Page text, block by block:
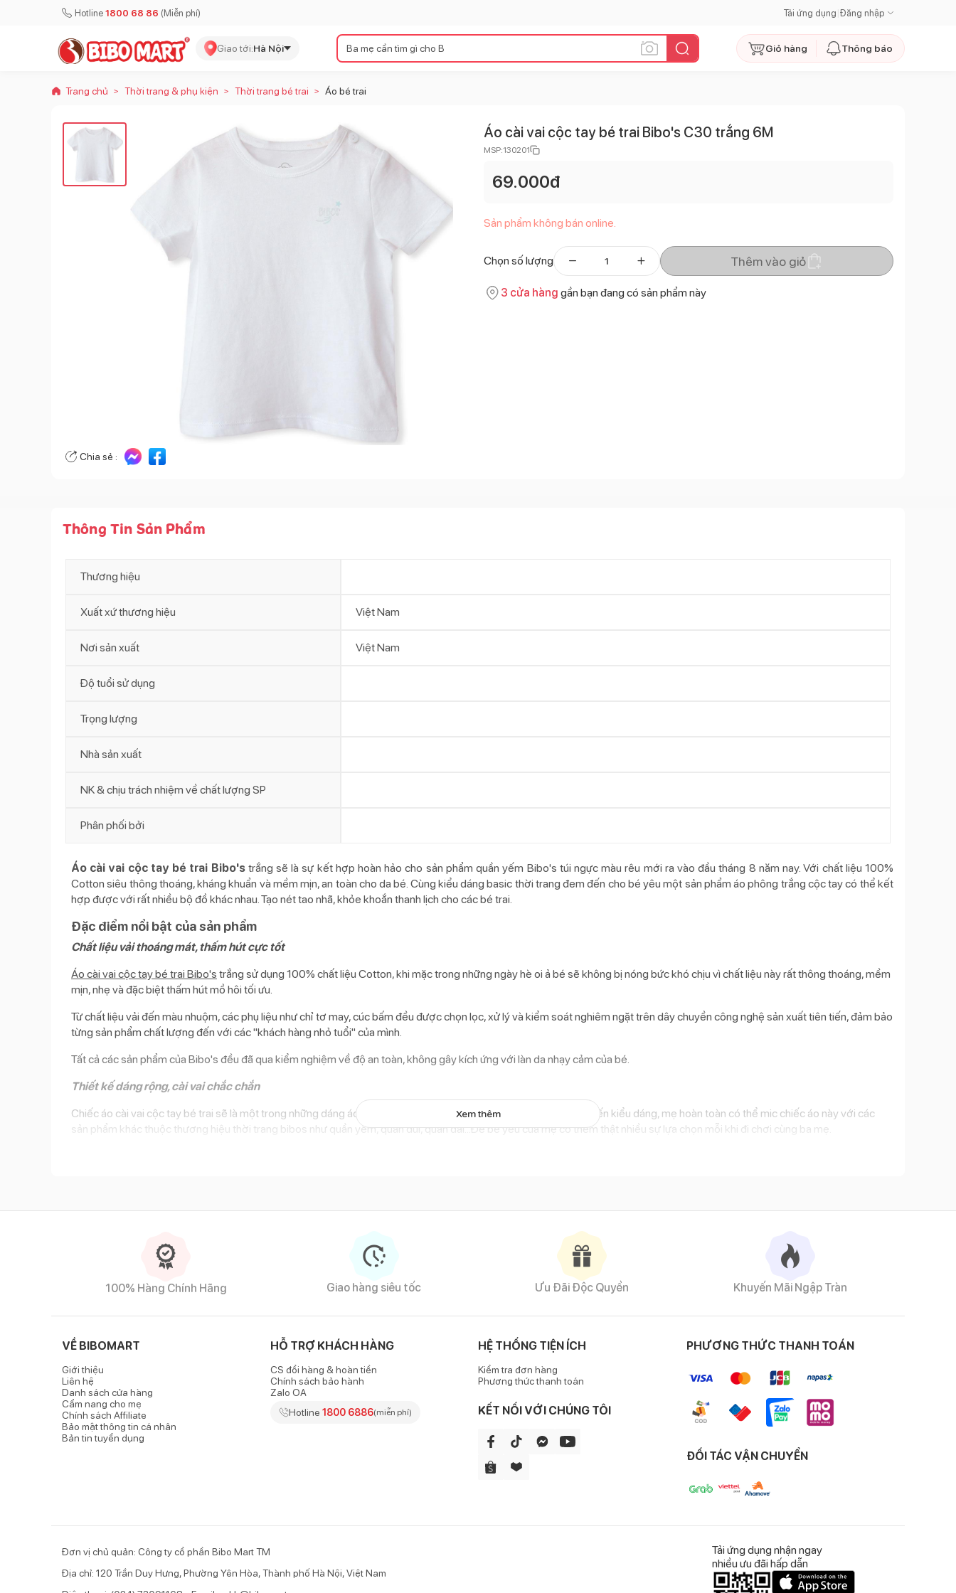
Hotline 1800 68 86 (Miễn phí) Tải ứng dụng Đăng nhập
Giao tới:Hà Nội Giỏ hàng Thông báo
Trang chủ > Thời trang & phụ kiện > Thời trang bé trai > Áo bé trai
Chia sẻ :
Áo cài vai cộc tay bé trai Bibo's C30 trắng 6M
MSP:130201
69.000đ
Sản phẩm không bán online.
Chọn số lượng Thêm vào giỏ
3 cửa hàng gần bạn đang có sản phẩm này
Thông Tin Sản Phẩm
Thương hiệu
Xuất xứ thương hiệu Việt Nam
Nơi sản xuất Việt Nam
Độ tuổi sử dụng
Trọng lượng
Nhà sản xuất
NK & chịu trách nhiệm về chất lượng SP
Phân phối bởi
Áo cài vai cộc tay bé trai Bibo'strắng sẽ là sự kết hợp hoàn hảo cho sản phẩm quần yếm Bibo's túi ngực màu rêu mới ra vào đầu tháng 8 năm nay. Với chất liệu 100%
Cotton siêu thông thoáng, kháng khuẩn và mềm mịn, an toàn cho da bé. Cùng kiểu dáng basic thời trang đem đến cho bé yêu một sản phẩm áo phông trắng cộc tay có thể kết
hợp được với rất nhiều bộ đồ khác nhau. Tạo nét tao nhã, khỏe khoắn thanh lịch cho các bé trai.
Đặc điểm nổi bật của sản phẩm
Chất liệu vải thoáng mát, thấm hút cực tốt
Áo cài vai cộc tay bé trai Bibo's trắng sử dụng 100% chất liệu Cotton, khi mặc trong những ngày hè oi ả bé sẽ không bị nóng bức khó chịu vì chất liệu này rất thông thoáng, mềm
mịn, nhẹ và đặc biệt thấm hút mồ hôi tối ưu.
Từ chất liệu vải đến màu nhuộm, các phụ liệu như chỉ tơ may, cúc bấm đều được chọn lọc, xử lý và kiểm soát nghiêm ngặt trên dây chuyền công nghệ sản xuất tiên tiến, đảm bảo
từng sản phẩm chất lượng đến với các "khách hàng nhỏ tuổi" của mình.
Tất cả các sản phẩm của Bibo's đều đã qua kiểm nghiệm về độ an toàn, không gây kích ứng với làn da nhạy cảm của bé.
Thiết kế dáng rộng, cài vai chắc chắn
Chiếc áo cài vai cộc tay bé trai sẽ là một trong những dáng áo thông dụng , bởi sự kết hợp đơn giản từ màu sắc đến kiểu dáng, mẹ hoàn toàn có thể mic chiếc áo này với các
sản phẩm khác thuộc thương hiệu thời trang bibos như quần yếm, quần đùi, quần dài...Để bé yêu của mẹ có thêm thật nhiều sự lựa chọn mỗi khi đi chơi cùng ba mẹ.
Xem thêm
100% Hàng Chính Hãng Giao hàng siêu tốc Ưu Đãi Độc Quyền Khuyến Mãi Ngập Tràn
VỀ BIBOMART
Giới thiệu
Liên hệ
Danh sách cửa hàng
Cẩm nang cho mẹ
Chính sách Affiliate
Bảo mật thông tin cá nhân
Bản tin tuyển dụng
HỖ TRỢ KHÁCH HÀNG
CS đổi hàng & hoàn tiền
Chính sách bảo hành
Zalo OA
Hotline 1800 6886(miễn phí)
HỆ THỐNG TIỆN ÍCH
Kiểm tra đơn hàng
Phương thức thanh toán
KẾT NỐI VỚI CHÚNG TÔI
PHƯƠNG THỨC THANH TOÁN
ĐỐI TÁC VẬN CHUYỂN
Đơn vị chủ quản: Công ty cổ phần Bibo Mart TM
Địa chỉ: 120 Trần Duy Hưng, Phường Yên Hòa, Thành phố Hà Nội, Việt Nam
Tải ứng dụng nhận ngay
nhiều ưu đãi hấp dẫn